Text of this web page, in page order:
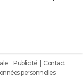
Publicité
Contact
personnelles